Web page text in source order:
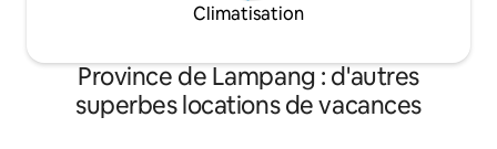
Climatisation
Province de Lampang : d'autres
superbes locations de vacances